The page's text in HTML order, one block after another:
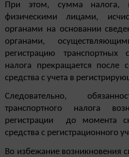
При этом, сумма налога,
физическими лицами,
органами на основании
органами,
регистрацию транспортных
налога прекращается после
средства с учета в
Следовательно,
транспортного налога
регистрации до момента
средства с регистрационного
Во избежание возникновения